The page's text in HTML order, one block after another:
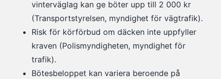
vinterväglag kan ge böter upp till 2 000 kr
(Transportstyrelsen, myndighet för vägtrafik).
Risk för körförbud om däcken inte uppfyller
kraven (Polismyndigheten, myndighet för
trafik).
Bötesbeloppet kan variera beroende på